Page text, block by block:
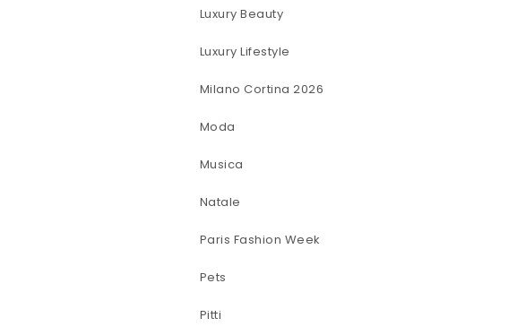
Luxury Beauty
Luxury Lifestyle
Milano Cortina 2026
Moda
Musica
Natale
Paris Fashion Week
Pets
Pitti